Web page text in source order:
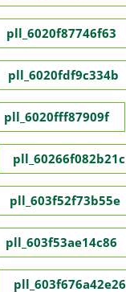
pll_6020f87746f63
pll_6020fdf9c334b
pll_6020fff87909f
pll_60266f082b21c
pll_603f52f73b55e
pll_603f53ae14c86
pll_603f676a42e26